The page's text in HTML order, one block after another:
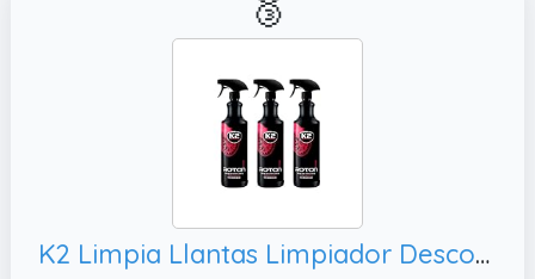
K2 Limpia Llantas Limpiador Descontaminante Férrico Pack de 3 para Coche Moto Limpia Disco Llantas Freno Sin Acidos Elimina Ferodo sin Frotar - Roton Cleaner 1 Litro